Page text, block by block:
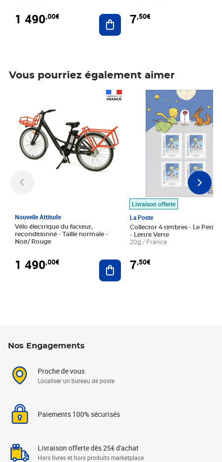
1 490,00€ Ajouter au panier
7,50€
Vous pourriez également aimer
Nouvelle Attitude
Vélo électrique du facteur,
reconditionné - Taille normale -
Noir/ Rouge
1 490,00€ Ajouter au panier
Livraison offerte
La Poste
Collector 4 timbres - Le Petit
- Lettre Verte
20g / France
7,50€
Prix 7,50€
Nos Engagements
Proche de vous
Localiser un bureau de poste
Paiements 100% sécurisés
Livraison offerte dès 25€ d'achat
Hors livres et hors produits marketplace